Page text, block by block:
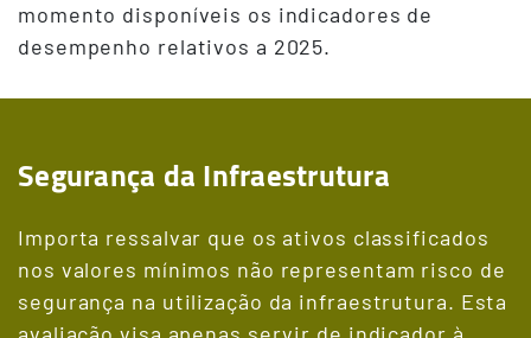
momento disponíveis os indicadores de
desempenho relativos a 2025.
Segurança da Infraestrutura
Importa ressalvar que os ativos classificados
nos valores mínimos não representam risco de
segurança na utilização da infraestrutura. Esta